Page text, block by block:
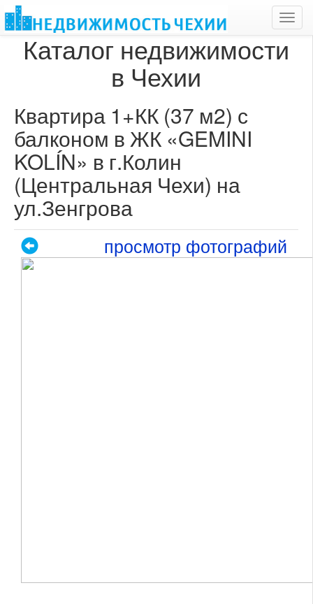
Каталог недвижимости
в Чехии
Квартира 1+КК (37 м2) с
балконом в ЖК «GEMINI
KOLÍN» в г.Колин
(Центральная Чехи) на
ул.Зенгрова
просмотр фотографий